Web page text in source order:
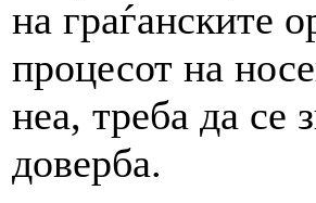
на граѓанските
процесот на
неа, треба да се
доверба.